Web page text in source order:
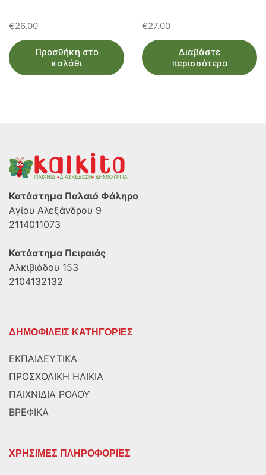
€26.00
Προσθήκη στο
καλάθι
€27.00
Διαβάστε
περισσότερα
Κατάστημα Παλαιό Φάληρο
Αγίου Αλεξάνδρου 9
2114011073
Κατάστημα Πειραιάς
Αλκιβιάδου 153
2104132132
ΔΗΜΟΦΙΛΕΙΣ ΚΑΤΗΓΟΡΙΕΣ
ΕΚΠΑΙΔΕΥΤΙΚΑ
ΠΡΟΣΧΟΛΙΚΗ ΗΛΙΚΙΑ
ΠΑΙΧΝΙΔΙΑ ΡΟΛΟΥ
ΒΡΕΦΙΚΑ
ΧΡΗΣΙΜΕΣ ΠΛΗΡΟΦΟΡΙΕΣ